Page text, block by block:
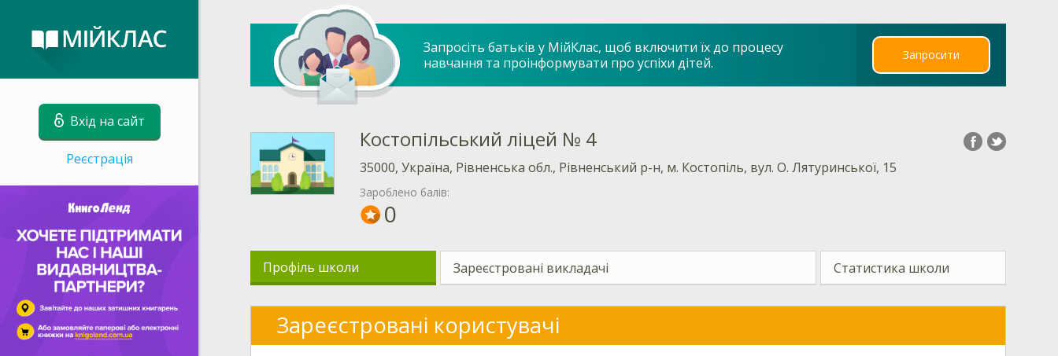
Вхід на сайт
Реєстрація
Запросіть батьків у МійКлас, щоб включити їх до процесу
навчання та проінформувати про успіхи дітей.
Запросити
Костопільський ліцей № 4
35000, Україна, Рівненська обл., Рівненський р-н, м. Костопіль, вул. О. Лятуринської, 15
Зароблено балів:
0
Профіль школи Зареєстровані викладачі Статистика школи
Зареєстровані користувачі